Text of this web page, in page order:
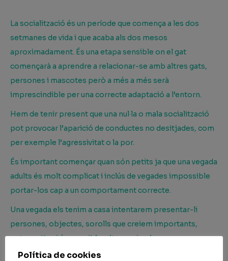
La socialització és un període que comença a les dos
setmanes de vida i que acaba als dos mesos
aproximadament. És una etapa sensible on el gat
començarà a aprendre a relacionar-se amb altres gats,
persones i mascotes però a més a més serà
imprescindible per una correcte adaptació a l’entorn.
Hem de tenir present que una nul·la o mala socialització
pot provocar l’aparició de conductes no desitjades, com
per exemple l’agressivitat o la por.
És important començar quan són petits ja que una vegada
adults és molt complicat i inclús de vegades impossible
portar-los cap a un comportament correcte.
Una vegada els tenim a casa intentarem presentar-li
persones, objectes, sorolls que creiem importants,
entorns i/o si és possible, altres animals, sempre
garantint experiències positives. Tot ha de ser de manera
Política de cookies